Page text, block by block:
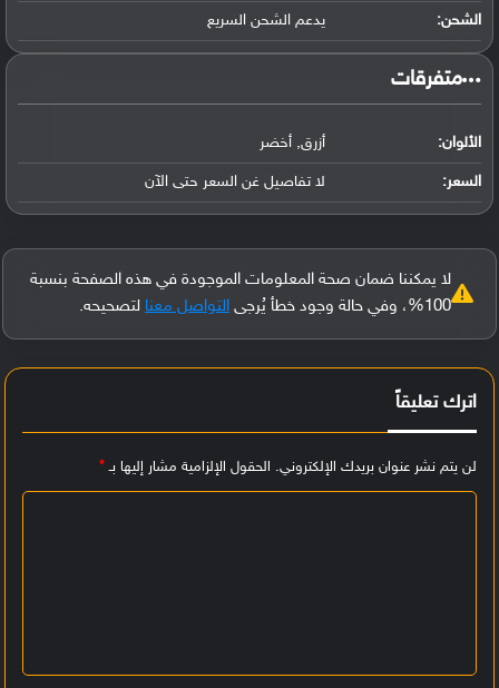
الشحن: يدعم الشحن السريع
‏متفرقات‏
الألوان: أزرق, أخضر
السعر: لا تفاصيل غن السعر حتى الآن
لا يمكننا ضمان صحة المعلومات الموجودة في هذه الصفحة بنسبة
100%، وفي حالة وجود خطأ يُرجى
التواصل معنا لتصحيحه.
اترك تعليقاً
لن يتم نشر عنوان بريدك الإلكتروني. الحقول الإلزامية مشار إليها بـ*
ي